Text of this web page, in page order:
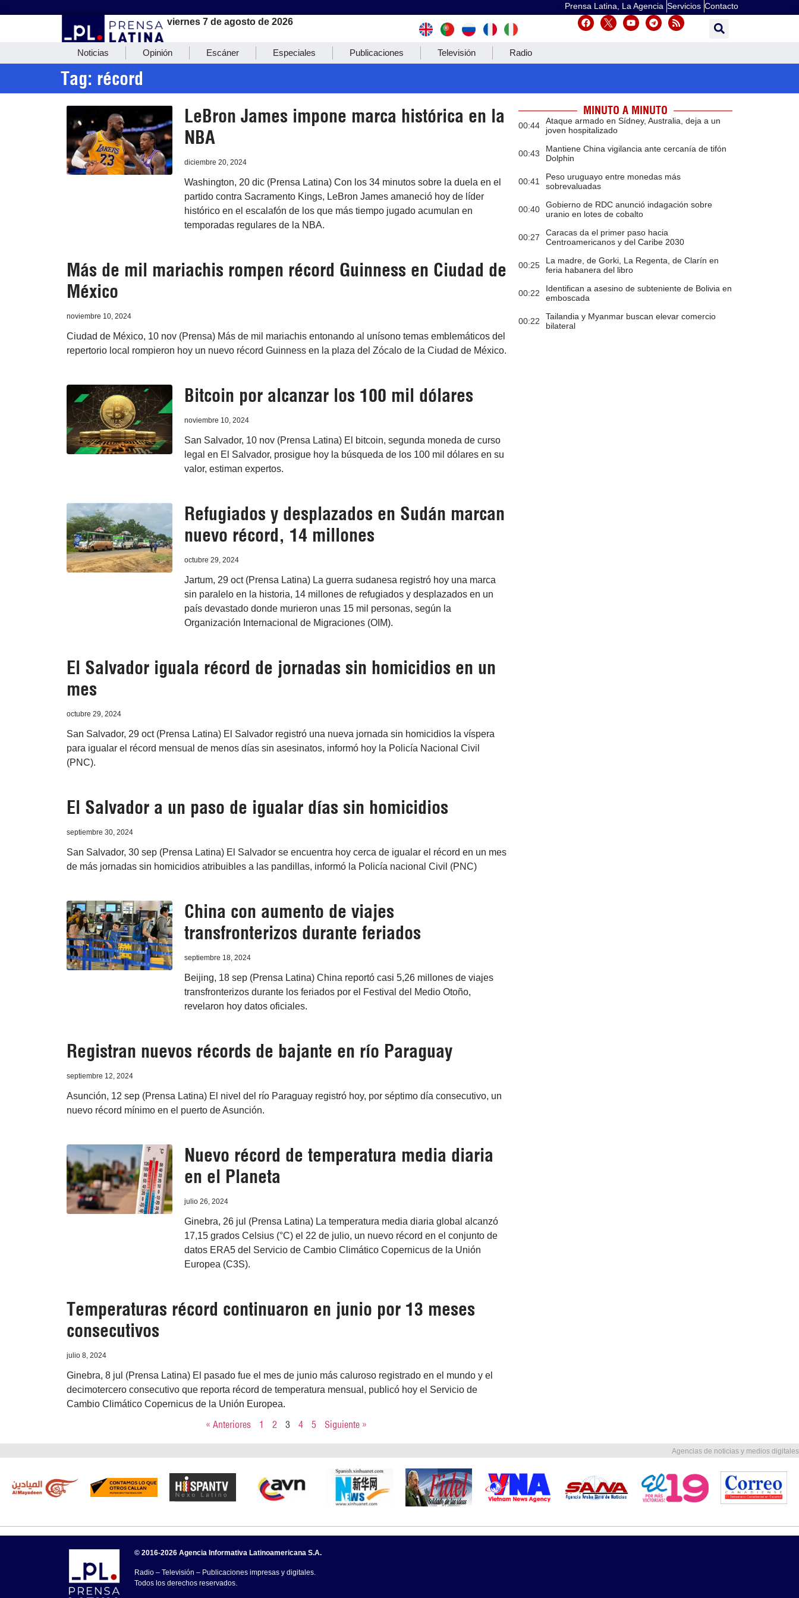
Prensa Latina, La Agencia Servicios Contacto
viernes 7 de agosto de 2026
Noticias Opinión Escáner Especiales Publicaciones Televisión Radio
Tag: récord
LeBron James impone marca histórica en la
NBA
diciembre 20, 2024
Washington, 20 dic (Prensa Latina) Con los 34 minutos sobre la duela en el
partido contra Sacramento Kings, LeBron James amaneció hoy de líder
histórico en el escalafón de los que más tiempo jugado acumulan en
temporadas regulares de la NBA.
Más de mil mariachis rompen récord Guinness en Ciudad de
México
noviembre 10, 2024
Ciudad de México, 10 nov (Prensa) Más de mil mariachis entonando al unísono temas emblemáticos del
repertorio local rompieron hoy un nuevo récord Guinness en la plaza del Zócalo de la Ciudad de México.
Bitcoin por alcanzar los 100 mil dólares
noviembre 10, 2024
San Salvador, 10 nov (Prensa Latina) El bitcoin, segunda moneda de curso
legal en El Salvador, prosigue hoy la búsqueda de los 100 mil dólares en su
valor, estiman expertos.
Refugiados y desplazados en Sudán marcan
nuevo récord, 14 millones
octubre 29, 2024
Jartum, 29 oct (Prensa Latina) La guerra sudanesa registró hoy una marca
sin paralelo en la historia, 14 millones de refugiados y desplazados en un
país devastado donde murieron unas 15 mil personas, según la
Organización Internacional de Migraciones (OIM).
El Salvador iguala récord de jornadas sin homicidios en un
mes
octubre 29, 2024
San Salvador, 29 oct (Prensa Latina) El Salvador registró una nueva jornada sin homicidios la víspera
para igualar el récord mensual de menos días sin asesinatos, informó hoy la Policía Nacional Civil
(PNC).
El Salvador a un paso de igualar días sin homicidios
septiembre 30, 2024
San Salvador, 30 sep (Prensa Latina) El Salvador se encuentra hoy cerca de igualar el récord en un mes
de más jornadas sin homicidios atribuibles a las pandillas, informó la Policía nacional Civil (PNC)
China con aumento de viajes
transfronterizos durante feriados
septiembre 18, 2024
Beijing, 18 sep (Prensa Latina) China reportó casi 5,26 millones de viajes
transfronterizos durante los feriados por el Festival del Medio Otoño,
revelaron hoy datos oficiales.
Registran nuevos récords de bajante en río Paraguay
septiembre 12, 2024
Asunción, 12 sep (Prensa Latina) El nivel del río Paraguay registró hoy, por séptimo día consecutivo, un
nuevo récord mínimo en el puerto de Asunción.
Nuevo récord de temperatura media diaria
en el Planeta
julio 26, 2024
Ginebra, 26 jul (Prensa Latina) La temperatura media diaria global alcanzó
17,15 grados Celsius (°C) el 22 de julio, un nuevo récord en el conjunto de
datos ERA5 del Servicio de Cambio Climático Copernicus de la Unión
Europea (C3S).
Temperaturas récord continuaron en junio por 13 meses
consecutivos
julio 8, 2024
Ginebra, 8 jul (Prensa Latina) El pasado fue el mes de junio más caluroso registrado en el mundo y el
decimotercero consecutivo que reporta récord de temperatura mensual, publicó hoy el Servicio de
Cambio Climático Copernicus de la Unión Europea.
« Anteriores 1 2 3 4 5 Siguiente »
MINUTO A MINUTO
00:44
Ataque armado en Sídney, Australia, deja a un
joven hospitalizado
00:43
Mantiene China vigilancia ante cercanía de tifón
Dolphin
00:41
Peso uruguayo entre monedas más
sobrevaluadas
00:40
Gobierno de RDC anunció indagación sobre
uranio en lotes de cobalto
00:27
Caracas da el primer paso hacia
Centroamericanos y del Caribe 2030
00:25
La madre, de Gorki, La Regenta, de Clarín en
feria habanera del libro
00:22
Identifican a asesino de subteniente de Bolivia en
emboscada
00:22
Tailandia y Myanmar buscan elevar comercio
bilateral
Agencias de noticias y medios digitales
© 2016-2026 Agencia Informativa Latinoamericana S.A.
Radio – Televisión – Publicaciones impresas y digitales.
Todos los derechos reservados.